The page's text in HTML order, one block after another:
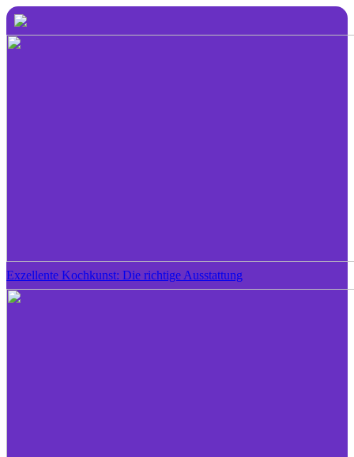
Exzellente Kochkunst: Die richtige Ausstattung